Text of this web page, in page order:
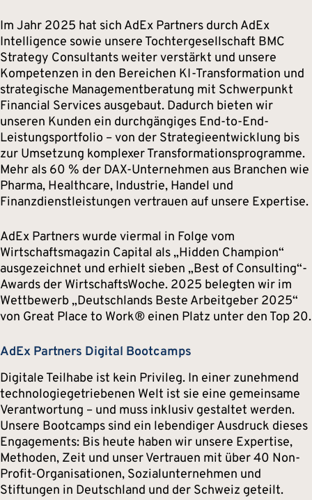
Im Jahr 2025 hat sich AdEx Partners durch AdEx
Intelligence sowie unsere Tochtergesellschaft BMC
Strategy Consultants weiter verstärkt und unsere
Kompetenzen in den Bereichen KI-Transformation und
strategische Managementberatung mit Schwerpunkt
Financial Services ausgebaut. Dadurch bieten wir
unseren Kunden ein durchgängiges End-to-End-
Leistungsportfolio – von der Strategieentwicklung bis
zur Umsetzung komplexer Transformationsprogramme.
Mehr als 60 % der DAX-Unternehmen aus Branchen wie
Pharma, Healthcare, Industrie, Handel und
Finanzdienstleistungen vertrauen auf unsere Expertise.
AdEx Partners wurde viermal in Folge vom
Wirtschaftsmagazin Capital als „Hidden Champion“
ausgezeichnet und erhielt sieben „Best of Consulting“-
Awards der WirtschaftsWoche. 2025 belegten wir im
Wettbewerb „Deutschlands Beste Arbeitgeber 2025“
von Great Place to Work® einen Platz unter den Top 20.
AdEx Partners Digital Bootcamps
Digitale Teilhabe ist kein Privileg. In einer zunehmend
technologiegetriebenen Welt ist sie eine gemeinsame
Verantwortung – und muss inklusiv gestaltet werden.
Unsere Bootcamps sind ein lebendiger Ausdruck dieses
Engagements: Bis heute haben wir unsere Expertise,
Methoden, Zeit und unser Vertrauen mit über 40 Non-
Profit-Organisationen, Sozialunternehmen und
Stiftungen in Deutschland und der Schweiz geteilt.